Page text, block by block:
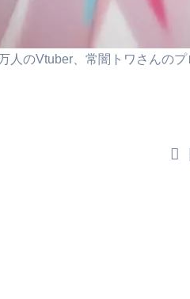
のVtuber、常闇トワさんの